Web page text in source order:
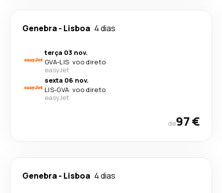
Genebra- Lisboa 4 dias
terça 03 nov.
GVA-LIS· voo direto
easyJet
sexta 06 nov.
LIS-GVA· voo direto
easyJet
de97 €
Genebra- Lisboa 4 dias